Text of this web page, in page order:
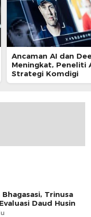
Ancaman AI dan
Meningkat, Peneliti
Strategi Komdigi
Trinusa
Daud Husin